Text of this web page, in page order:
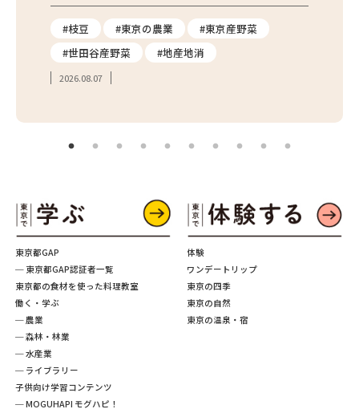
#枝豆 #東京の農業
#東京産野菜
#世田谷産野菜
#地産地消
2026.08.07
東京都GAP
─ 東京都GAP認証者一覧
東京都の食材を使った料理教室
働く・学ぶ
─ 農業
─ 森林・林業
─ 水産業
─ ライブラリー
子供向け学習コンテンツ
─ MOGUHAPI モグハピ！
体験
ワンデートリップ
東京の四季
東京の自然
東京の温泉・宿